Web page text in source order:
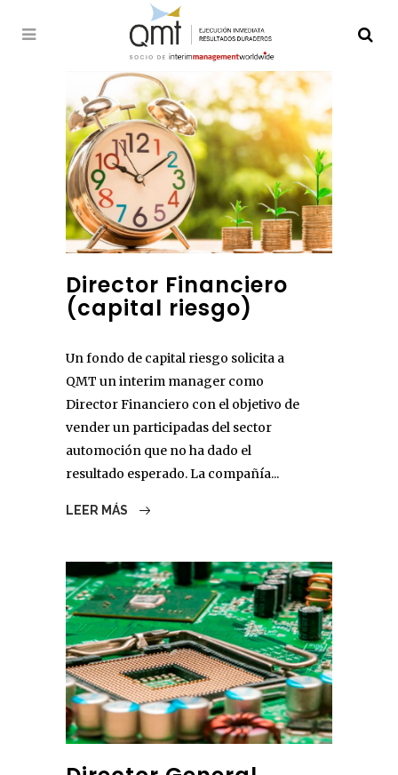
Director Financiero
(capital riesgo)
Un fondo de capital riesgo solicita a
QMT un interim manager como
Director Financiero con el objetivo de
vender un participadas del sector
automoción que no ha dado el
resultado esperado. La compañía...
LEER MÁS